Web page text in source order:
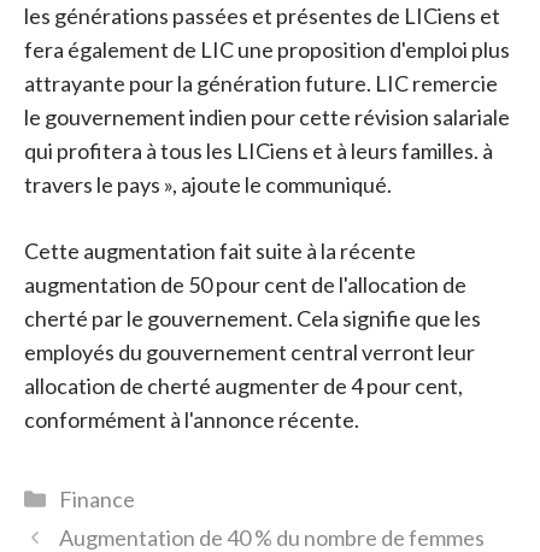
les générations passées et présentes de LICiens et
fera également de LIC une proposition d'emploi plus
attrayante pour la génération future. LIC remercie
le gouvernement indien pour cette révision salariale
qui profitera à tous les LICiens et à leurs familles. à
travers le pays », ajoute le communiqué.
Cette augmentation fait suite à la récente
augmentation de 50 pour cent de l'allocation de
cherté par le gouvernement. Cela signifie que les
employés du gouvernement central verront leur
allocation de cherté augmenter de 4 pour cent,
conformément à l'annonce récente.
Catégories
Finance
Augmentation de 40 % du nombre de femmes